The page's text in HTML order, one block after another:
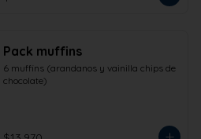
Pack muffins
6 muffins (arandanos y vainilla chips de
chocolate)